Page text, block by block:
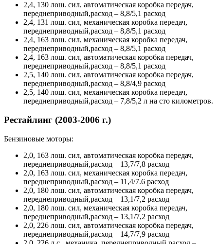
2,4, 130 лош. сил, автоматическая коробка передач,
переднеприводный,расход – 8,8/5,1 расход
2,4, 131 лош. сил, механическая коробка передач,
переднеприводный,расход – 8,8/5,1 расход
2,4, 163 лош. сил, механическая коробка передач,
переднеприводный,расход – 8,8/5,1 расход
2,4, 163 лош. сил, автоматическая коробка передач,
переднеприводный,расход – 8,8/5,1 расход
2,5, 140 лош. сил, автоматическая коробка передач,
переднеприводный,расход – 8,8/4,9 расход
2,5, 140 лош. сил, механическая коробка передач,
переднеприводный,расход – 7,8/5,2 л на сто километров.
Рестайлинг (2003-2006 г.)
Бензиновые моторы:
2,0, 163 лош. сил, автоматическая коробка передач,
переднеприводный,расход – 13,7/7,8 расход
2,0, 163 лош. сил, механическая коробка передач,
переднеприводный,расход – 11,4/7.6 расход
2,0, 180 лош. сил, автоматическая коробка передач,
переднеприводный,расход – 13,1/7,2 расход
2,0, 180 лош. сил, механическая коробка передач,
переднеприводный,расход – 13,1/7,2 расход
2,0, 226 лош. сил, автоматическая коробка передач,
переднеприводный,расход – 14,7/7,9 расход